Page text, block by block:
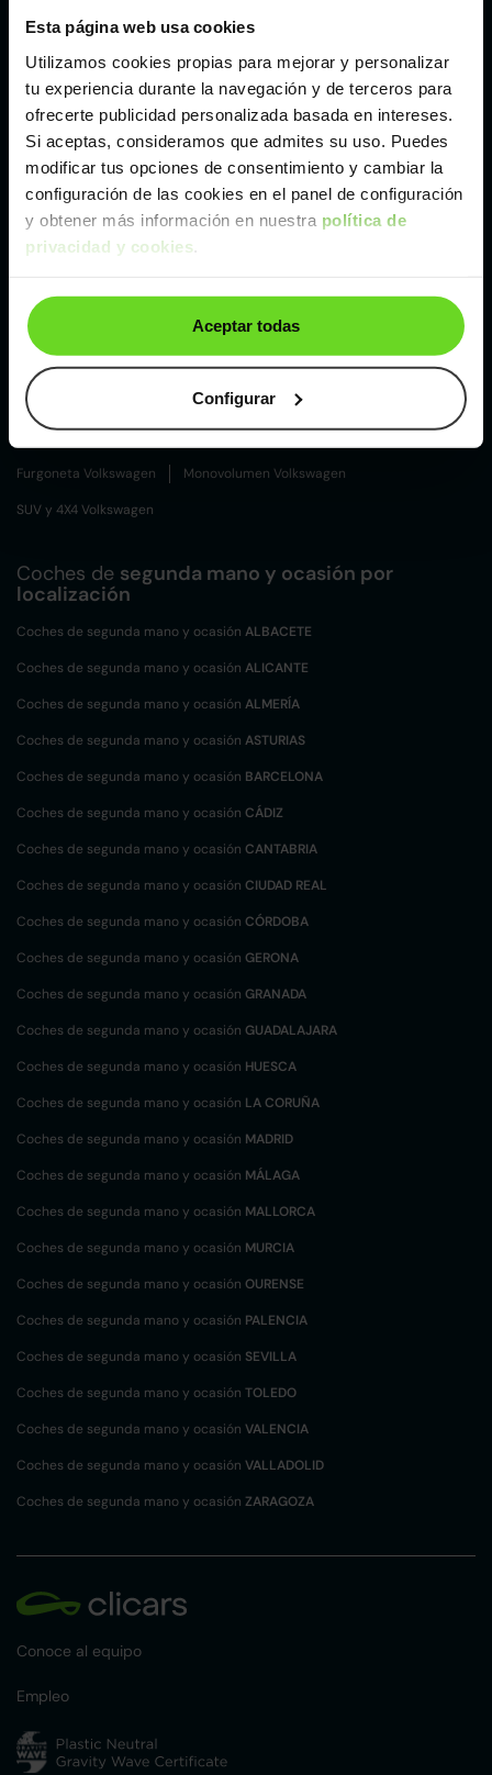
Esta página web usa cookies
Utilizamos cookies propias para mejorar y personalizar
tu experiencia durante la navegación y de terceros para
ofrecerte publicidad personalizada basada en intereses.
Si aceptas, consideramos que admites su uso. Puedes
modificar tus opciones de consentimiento y cambiar la
configuración de las cookies en el panel de configuración
y obtener más información en nuestra política de
privacidad y cookies
Aceptar todas
Configurar
Valencia
Zaragoza
Otros coches SUV y 4X4 de Volkswagen de
segunda mano y ocasión
Volkswagen Taigo Volkswagen Tiguan
Tipos de carrocerías Volkswagen
Berlina Volkswagen Compacto Volkswagen
Furgoneta Volkswagen Monovolumen Volkswagen
SUV y 4X4 Volkswagen
Coches de segunda mano y ocasión por
localización
Coches de segunda mano y ocasión ALBACETE
Coches de segunda mano y ocasión ALICANTE
Coches de segunda mano y ocasión ALMERÍA
Coches de segunda mano y ocasión ASTURIAS
Coches de segunda mano y ocasión BARCELONA
Coches de segunda mano y ocasión CÁDIZ
Coches de segunda mano y ocasión CANTABRIA
Coches de segunda mano y ocasión CIUDAD REAL
Coches de segunda mano y ocasión CÓRDOBA
Coches de segunda mano y ocasión GERONA
Coches de segunda mano y ocasión GRANADA
Coches de segunda mano y ocasión GUADALAJARA
Coches de segunda mano y ocasión HUESCA
Coches de segunda mano y ocasión LA CORUÑA
Coches de segunda mano y ocasión MADRID
Coches de segunda mano y ocasión MÁLAGA
Coches de segunda mano y ocasión MALLORCA
Coches de segunda mano y ocasión MURCIA
Coches de segunda mano y ocasión OURENSE
Coches de segunda mano y ocasión PALENCIA
Coches de segunda mano y ocasión SEVILLA
Coches de segunda mano y ocasión TOLEDO
Coches de segunda mano y ocasión VALENCIA
Coches de segunda mano y ocasión VALLADOLID
Coches de segunda mano y ocasión ZARAGOZA
Conoce al equipo
Empleo